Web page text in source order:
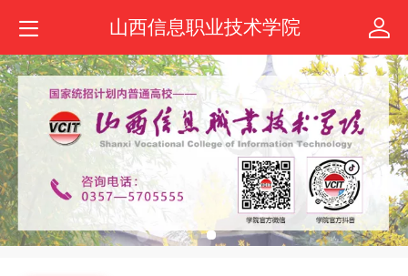
山西信息职业技术学院